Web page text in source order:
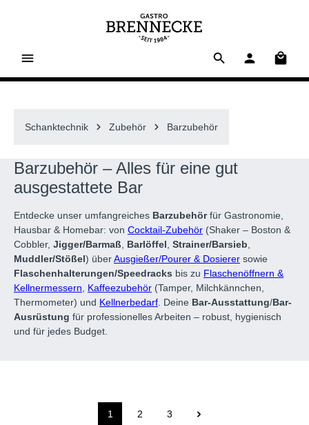
Schanktechnik Zubehör Barzubehör
Barzubehör – Alles für eine gut
ausgestattete Bar
Entdecke unser umfangreiches Barzubehörfür Gastronomie,
Hausbar & Homebar: von Cocktail-Zubehör (Shaker – Boston &
Cobbler, Jigger/Barmaß Barlöffel Strainer/Barsieb
Muddler/Stößel) überAusgießer/Pourer & Dosierer sowie
Flaschenhalterungen/Speedracks bis zu Flaschenöffnern &
Kellnermessern
Kaffeezubehör (Tamper, Milchkännchen,
Thermometer) und Kellnerbedarf . Deine Bar-Ausstattung/Bar-
Ausrüstung für professionelles Arbeiten – robust, hygienisch
und für jedes Budget.
Seite
1
Seite
2
Seite
3